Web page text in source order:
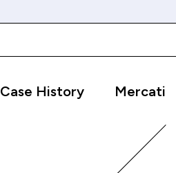
Case History Mercati